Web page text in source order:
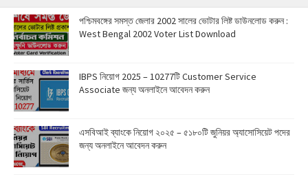
পশ্চিমবঙ্গের সমস্ত জেলার 2002 সালের ভোটার লিষ্ট ডাউনলোড করুন :
West Bengal 2002 Voter List Download
IBPS নিয়োগ 2025 – 10277টি Customer Service
Associate জন্য অনলাইনে আবেদন করুন
এসবিআই ব্যাংকে নিয়োগ ২০২৫ – ৫১৮০টি জুনিয়র অ্যাসোসিয়েট পদের
জন্য অনলাইনে আবেদন করুন